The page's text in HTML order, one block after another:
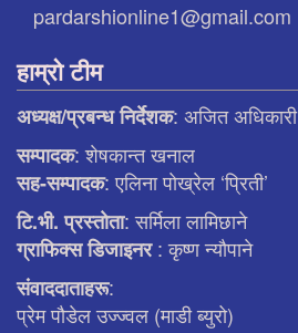
pardarshionline1@gmail.com
हाम्रो टीम
अध्यक्ष/प्रबन्ध निर्देशक: अजित अधिकारी
सम्पादक: शेषकान्त खनाल
सह-सम्पादक: एलिना पाेख्रेल ‘प्रिती’
टि.भी. प्रस्ताेता: सर्मिला लामिछाने
ग्राफिक्स डिजाइनर: कृष्ण न्याैपाने
संवाददाताहरू:
प्रेम पौडेल उज्ज्वल (माडी ब्युरो)